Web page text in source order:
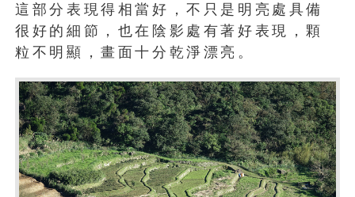
這部分表現得相當好，不只是明亮處具備
很好的細節，也在陰影處有著好表現，顆
粒不明顯，畫面十分乾淨漂亮。